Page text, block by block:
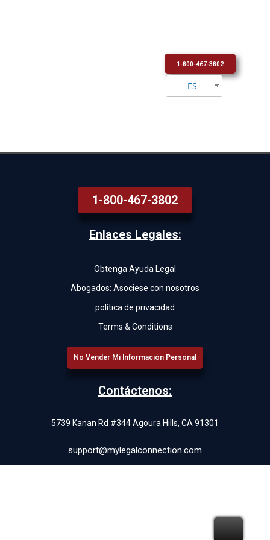
1-800-467-3802
ES
1-800-467-3802
Enlaces Legales:
Obtenga Ayuda Legal
Abogados: Asociese con nosotros
política de privacidad
Terms & Conditions
No Vender Mi Información Personal
Contáctenos:
5739 Kanan Rd #344 Agoura Hills, CA 91301
support@mylegalconnection.com